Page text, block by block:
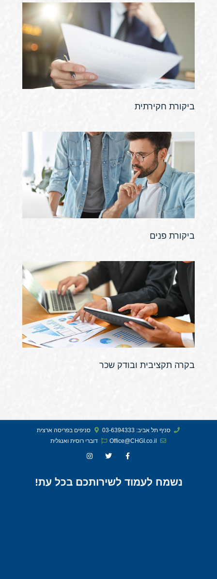
ביקורת חקירתית
ביקורת פנים
בקרה תקציבית ובודק שכר
סניף תל אביב: 03-6394333
סניפים בפריסה ארצית
Office@CHGI.co.il
דוברי רוסית ואנגלית​
נשמח לעמוד לשירותכם בכל עת!